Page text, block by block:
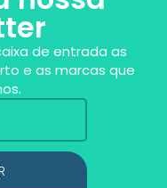
de entrada as
e as marcas que